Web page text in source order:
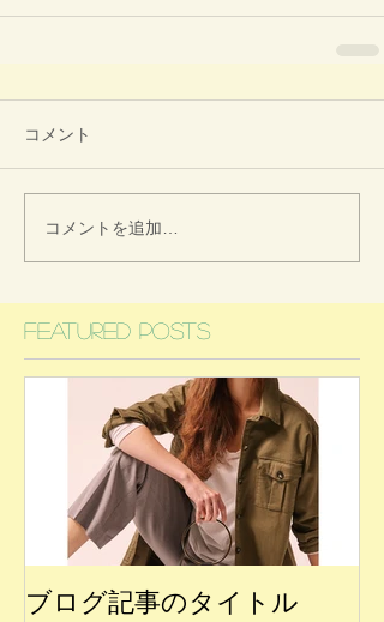
コメント
コメントを追加…
Featured Posts
ブログ記事のタイトル